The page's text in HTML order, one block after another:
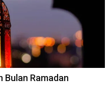
Bulan Ramadan